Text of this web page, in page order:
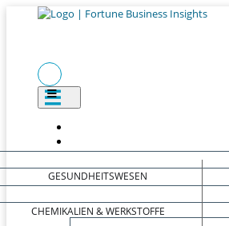
GESUNDHEITSWESEN
CHEMIKALIEN & WERKSTOFFE